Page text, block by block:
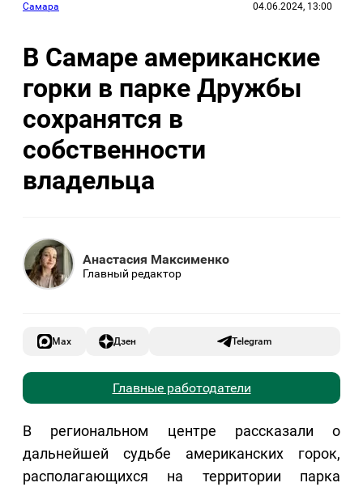
Самара 04.06.2024, 13:00
В Самаре американские
горки в парке Дружбы
сохранятся в
собственности
владельца
Анастасия Максименко
Главный редактор
Max Дзен Telegram
Главные работодатели
В региональном центре рассказали о
дальнейшей судьбе американских горок,
располагающихся на территории парка